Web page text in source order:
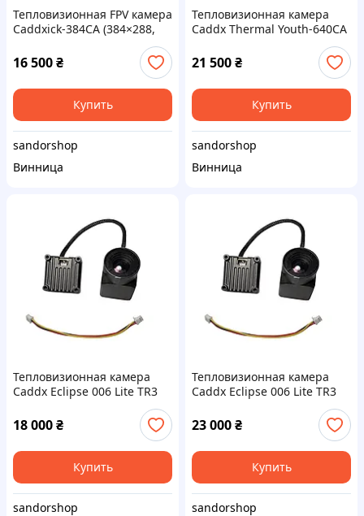
Тепловизионная FPV камера
Caddxick-384CA (384×288,
16 500₴
Купить
sandorshop
Винница
Тепловизионная камера
Caddx Thermal Youth-640CA
компактная
21 500₴
Купить
sandorshop
Винница
Тепловизионная камера
Caddx Eclipse 006 Lite TR3
(640×512, 50Hz, VOx, PAL +
MIPI-CSI)
18 000₴
Купить
sandorshop
Тепловизионная камера
Caddx Eclipse 006 Lite TR3
(640×512, 50Hz, VOx, PAL +
MIPI-CSI)
23 000₴
Купить
sandorshop